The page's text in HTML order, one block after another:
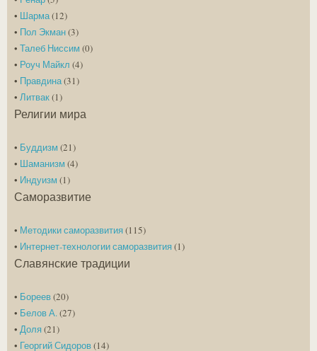
• Шарма(12)
• Пол Экман(3)
• Талеб Ниссим (0)
• Роуч Майкл (4)
• Правдина(31)
• Литвак(1)
Религии мира
• Буддизм (21)
• Шаманизм (4)
• Индуизм (1)
Саморазвитие
• Методики саморазвития(115)
• Интернет-технологии саморазвития(1)
Славянские традиции
• Бореев(20)
• Белов А. (27)
• Доля(21)
• Георгий Сидоров(14)